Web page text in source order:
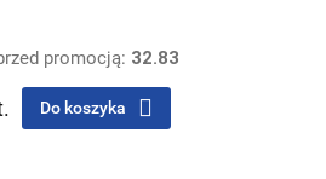
promocją: 32.83
Do koszyka